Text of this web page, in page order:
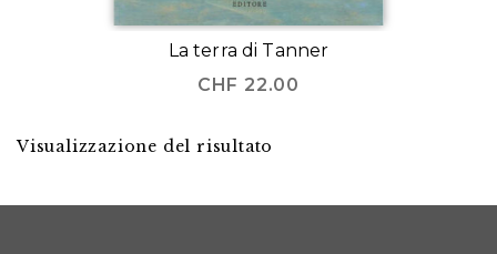
La terra di Tanner
CHF 22.00
Visualizzazione del risultato